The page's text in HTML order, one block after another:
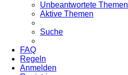
Unbeantwortete Themen
Aktive Themen
Suche
FAQ
Regeln
Anmelden